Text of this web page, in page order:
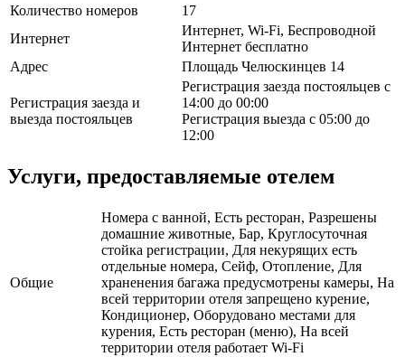
Количество номеров
17
Интернет
Интернет, Wi-Fi, Беспроводной
Интернет бесплатно
Адрес
Площадь Челюскинцев 14
Регистрация заезда и
выезда постояльцев
Регистрация заезда постояльцев с
14:00 до 00:00
Регистрация выезда с 05:00 до
12:00
Услуги, предоставляемые отелем
Общие
Номера с ванной, Есть ресторан, Разрешены
домашние животные, Бар, Круглосуточная
стойка регистрации, Для некурящих есть
отдельные номера, Сейф, Отопление, Для
храненения багажа предусмотрены камеры, На
всей территории отеля запрещено курение,
Кондиционер, Оборудовано местами для
курения, Есть ресторан (меню), На всей
территории отеля работает Wi-Fi